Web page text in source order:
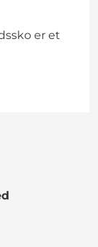
er et